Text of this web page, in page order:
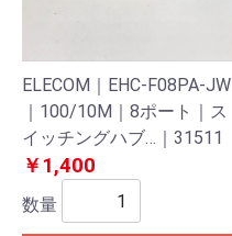
ELECOM｜EHC-F08PA-JW
｜100/10M｜8ポート｜ス
イッチングハブ…｜31511
￥1,400
数量